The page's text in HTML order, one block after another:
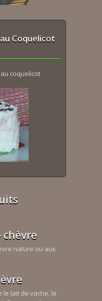
Coquelicot
coquelicot
chèvre
nature ou aux
le lait de vache, le